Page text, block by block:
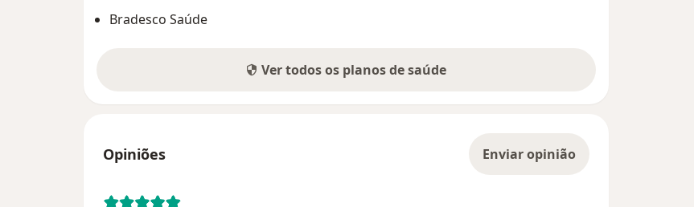
Bradesco Saúde
Ver todos os planos de saúde
Opiniões Enviar opinião